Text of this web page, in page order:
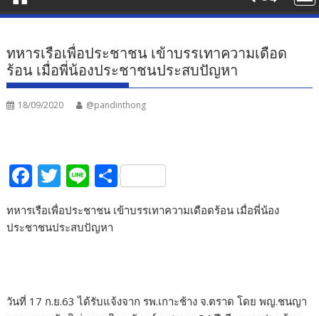
ทหารเรือเพื่อประชาชน เข้าบรรเทาความเดือด
ร้อน เมื่อพี่น้องประชาชนประสบปัญหา
18/09/2020 @pandinthong
F
ac
e
T
w
itt
Li
e
S
h
ar
ทหารเรือเพื่อประชาชน เข้าบรรเทาความเดือดร้อน เมื่อพี่น้อง
ประชาชนประสบปัญหา
วันที่ 17 ก.ย.63 ได้รับแจ้งจาก รพ.เกาะช้าง จ.ตราด โดย​ พญ.​ชนญา